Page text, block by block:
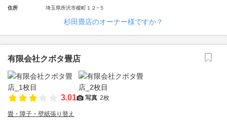
住所 埼玉県所沢市榎町１２−５
杉田畳店のオーナー様ですか？
有限会社クボタ畳店
3.01 写真 2枚
畳・障子・壁紙張り替え